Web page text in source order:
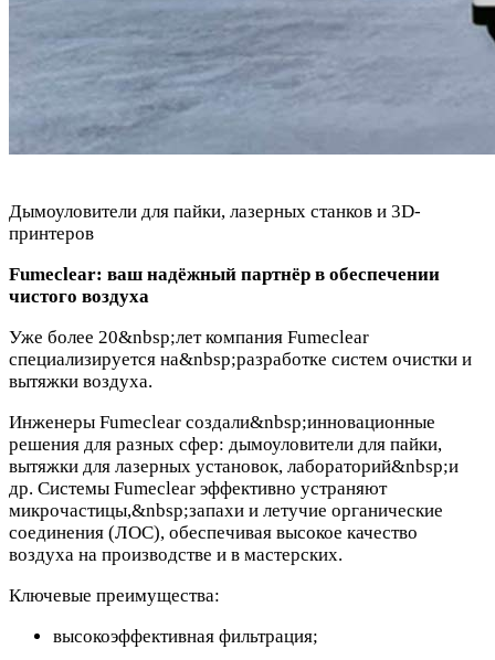
Дымоуловители для пайки, лазерных станков и 3D-
принтеров
Fumeclear: ваш надёжный партнёр в обеспечении
чистого воздуха
Уже более 20&nbsp;лет компания Fumeclear
специализируется на&nbsp;разработке систем очистки и
вытяжки воздуха.
Инженеры Fumeclear создали&nbsp;инновационные
решения для разных сфер: дымоуловители для пайки,
вытяжки для лазерных установок, лабораторий&nbsp;и
др. Системы Fumeclear эффективно устраняют
микрочастицы,&nbsp;запахи и летучие органические
соединения (ЛОС), обеспечивая высокое качество
воздуха на производстве и в мастерских.
Ключевые преимущества:
высокоэффективная фильтрация;